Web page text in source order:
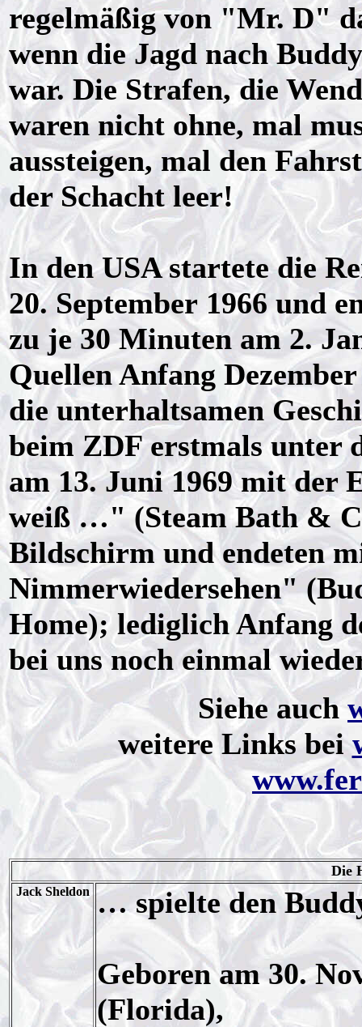
regelmäßig von "Mr. D"
wenn die Jagd nach
war. Die Strafen, die
waren nicht ohne, mal
aussteigen, mal den
der Schacht leer!
In den USA startete die
20. September 1966 und
zu je 30 Minuten am 2.
Quellen Anfang
die unterhaltsamen
beim ZDF erstmals unter
am 13. Juni 1969 mit der
weiß …" (Steam Bath &
Bildschirm und endeten
Nimmerwiedersehen"
Home); lediglich Anfang
bei uns noch einmal
Siehe auch
weitere Links bei
Die
Jack Sheldon … spielte den
Geboren am 30.
(Florida),